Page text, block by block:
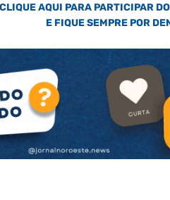
CLIQUE AQUI PARA PARTICIPAR
E FIQUE SEMPRE POR